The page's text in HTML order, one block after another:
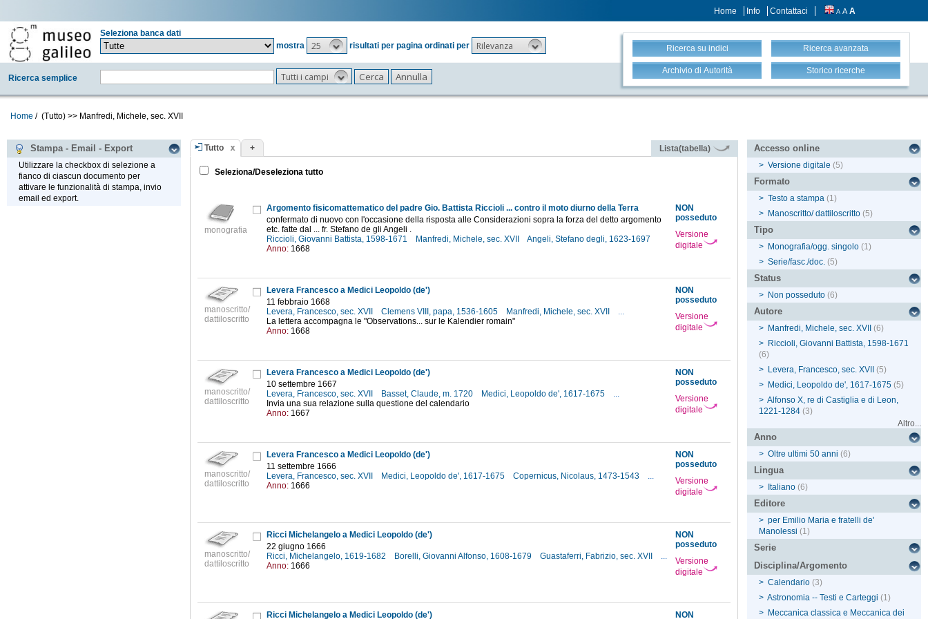
Home Info Contattaci A A A
Seleziona banca dati
mostra
25 risultati per pagina ordinati per Rilevanza
Ricerca semplice Tutti i campi
Ricerca su indici Ricerca avanzata
Archivio di Autorità Storico ricerche
Home / (Tutto) >> Manfredi, Michele, sec. XVII
Stampa - Email - Export
Utilizzare la checkbox di selezione a
fianco di ciascun documento per
attivare le funzionalità di stampa, invio
email ed export.
Tutto + Lista(tabella)
Seleziona/Deseleziona tutto
monografia
NON
posseduto
Versione
digitale
Argomento fisicomattematico del padre Gio. Battista Riccioli ... contro il moto diurno della Terra
confermato di nuovo con l'occasione della risposta alle Considerazioni sopra la forza del detto argomento
etc. fatte dal ... fr. Stefano de gli Angeli .
Riccioli, Giovanni Battista, 1598-1671
Manfredi, Michele, sec. XVII
Angeli, Stefano degli, 1623-1697
Anno: 1668
manoscritto/
dattiloscritto
NON
posseduto
Versione
digitale
Levera Francesco a Medici Leopoldo (de')
11 febbraio 1668
Levera, Francesco, sec. XVII
Clemens VIII, papa, 1536-1605 Manfredi, Michele, sec. XVII
...
La lettera accompagna le "Observations... sur le Kalendier romain"
Anno: 1668
manoscritto/
dattiloscritto
NON
posseduto
Versione
digitale
Levera Francesco a Medici Leopoldo (de')
10 settembre 1667
Levera, Francesco, sec. XVII
Basset, Claude, m. 1720 Medici, Leopoldo de', 1617-1675
...
Invia una sua relazione sulla questione del calendario
Anno: 1667
manoscritto/
dattiloscritto
NON
posseduto
Versione
digitale
Levera Francesco a Medici Leopoldo (de')
11 settembre 1666
Levera, Francesco, sec. XVII
Medici, Leopoldo de', 1617-1675 Copernicus, Nicolaus, 1473-1543
...
Anno: 1666
manoscritto/
dattiloscritto
NON
posseduto
Versione
digitale
Ricci Michelangelo a Medici Leopoldo (de')
22 giugno 1666
Ricci, Michelangelo, 1619-1682
Borelli, Giovanni Alfonso, 1608-1679 Guastaferri, Fabrizio, sec. XVII
...
Anno: 1666
NON
Ricci Michelangelo a Medici Leopoldo (de')
Accesso online
> Versione digitale (5)
Formato
> Testo a stampa (1)
> Manoscritto/ dattiloscritto (5)
Tipo
> Monografia/ogg. singolo (1)
> Serie/fasc./doc. (5)
Status
> Non posseduto (6)
Autore
> Manfredi, Michele, sec. XVII
(6)
> Riccioli, Giovanni Battista, 1598-1671
(6)
> Levera, Francesco, sec. XVII
(5)
> Medici, Leopoldo de', 1617-1675 (5)
> Alfonso X, re di Castiglia e di Leon,
1221-1284 (3)
Altro...
Anno
> Oltre ultimi 50 anni (6)
Lingua
> Italiano (6)
Editore
> per Emilio Maria e fratelli de'
Manolessi (1)
Serie
Disciplina/Argomento
> Calendario (3)
> Astronomia -- Testi e Carteggi (1)
> Meccanica classica e Meccanica dei